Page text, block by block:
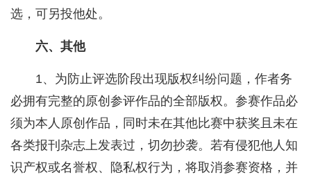
选，可另投他处。
六、其他
1、为防止评选阶段出现版权纠纷问题，作者务
必拥有完整的原创参评作品的全部版权。参赛作品必
须为本人原创作品，同时未在其他比赛中获奖且未在
各类报刊杂志上发表过，切勿抄袭。若有侵犯他人知
识产权或名誉权、隐私权行为，将取消参赛资格，并